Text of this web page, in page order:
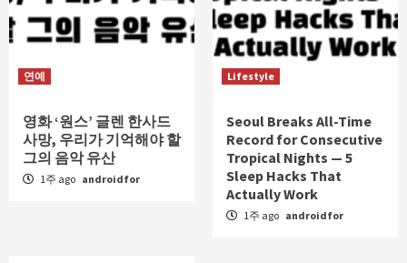
연예
영화 ‘원스’ 글렌 한사드
사망, 우리가 기억해야 할
그의 음악 유산
1주 ago androidfor
Lifestyle
Seoul Breaks All-Time
Record for Consecutive
Tropical Nights — 5
Sleep Hacks That
Actually Work
1주 ago androidfor